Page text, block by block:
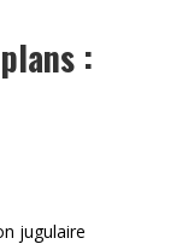
:
jugulaire